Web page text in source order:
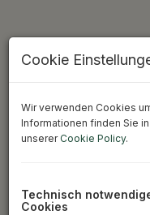
Erfolgreich
5700 Zell am See
Cookie
Wir verwenden Cookies
Informationen finden Sie
unserer Cookie Policy.
Technisch
Cookies